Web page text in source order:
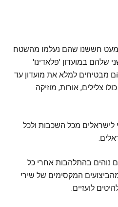
חששנו שהם נעלמו מהשטח
שלהם במועדון 'פלאדינו'
הם מבטיחים למלא את מועדון עד
צלילים, אורות, מוזיקה
לישראלים מכל השכבות ולכל
בהתלהבות אחרי כל
, נהנים מהביצועים המקסימים של שירי
לועזיים.